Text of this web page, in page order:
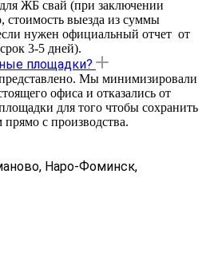
ЖБ свай (при заключении
стоимость выезда из суммы
нужен официальный отчет от
3-5 дней).
площадки?
Мы минимизировали
офиса и отказались от
для того чтобы сохранить
с производства.
Наро-Фоминск,